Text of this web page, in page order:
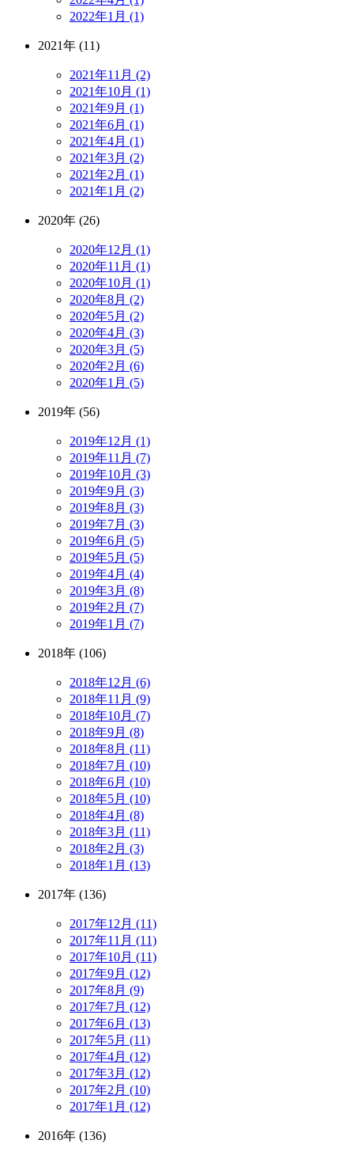
2022年1月 (1)
2021年 (11)
2021年11月 (2)
2021年10月 (1)
2021年9月 (1)
2021年6月 (1)
2021年4月 (1)
2021年3月 (2)
2021年2月 (1)
2021年1月 (2)
2020年 (26)
2020年12月 (1)
2020年11月 (1)
2020年10月 (1)
2020年8月 (2)
2020年5月 (2)
2020年4月 (3)
2020年3月 (5)
2020年2月 (6)
2020年1月 (5)
2019年 (56)
2019年12月 (1)
2019年11月 (7)
2019年10月 (3)
2019年9月 (3)
2019年8月 (3)
2019年7月 (3)
2019年6月 (5)
2019年5月 (5)
2019年4月 (4)
2019年3月 (8)
2019年2月 (7)
2019年1月 (7)
2018年 (106)
2018年12月 (6)
2018年11月 (9)
2018年10月 (7)
2018年9月 (8)
2018年8月 (11)
2018年7月 (10)
2018年6月 (10)
2018年5月 (10)
2018年4月 (8)
2018年3月 (11)
2018年2月 (3)
2018年1月 (13)
2017年 (136)
2017年12月 (11)
2017年11月 (11)
2017年10月 (11)
2017年9月 (12)
2017年8月 (9)
2017年7月 (12)
2017年6月 (13)
2017年5月 (11)
2017年4月 (12)
2017年3月 (12)
2017年2月 (10)
2017年1月 (12)
2016年 (136)